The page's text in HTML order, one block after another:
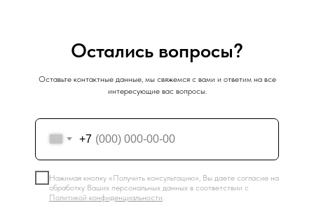
Остались вопросы?
Оставьте контактные данные, мы свяжемся с вами и ответим на все
интересующие вас вопросы.
+7
Нажимая кнопку «Получить консультацию», Вы даете согласие на
обработку Ваших персональных данных в соответствии с
Политикой конфиденциальности